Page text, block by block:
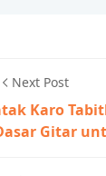
Next Post
Karo
Gitar